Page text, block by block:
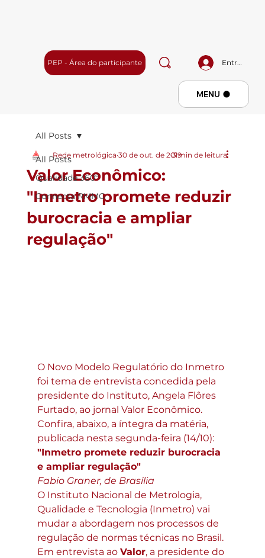
Entrar
PEP - Área do participante
Menu
MENU
All Posts
Qualidade 360º
Connecta RMMG
All Posts
Valor Econômico:
"Inmetro promete reduzir
burocracia e ampliar
regulação"
Rede metrológica 30 de out. de 20193 min de leitura
O Novo Modelo Regulatório do Inmetro
foi tema de entrevista concedida pela
presidente do Instituto, Angela Flôres
Furtado, ao jornal Valor Econômico.
Confira, abaixo, a íntegra da matéria,
publicada nesta segunda-feira (14/10):
"Inmetro promete reduzir burocracia
e ampliar regulação"
Fabio Graner, de Brasília
O Instituto Nacional de Metrologia,
Qualidade e Tecnologia (Inmetro) vai
mudar a abordagem nos processos de
regulação de normas técnicas no Brasil.
Em entrevista ao Valor, a presidente do